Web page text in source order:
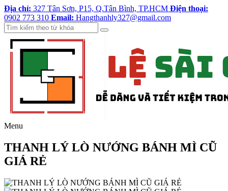
Địa chỉ: 327 Tân Sơn, P15, Q.Tân Bình, TP.HCM Điện thoại:
0902 773 310 Email: Hangthanhly327@gmail.com
Menu
THANH LÝ LÒ NƯỚNG BÁNH MÌ CŨ
GIÁ RẺ